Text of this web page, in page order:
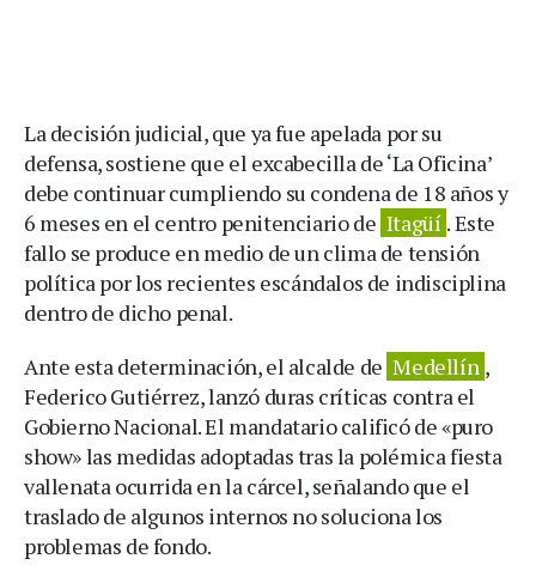
La decisión judicial, que ya fue apelada por su
defensa, sostiene que el excabecilla de ‘La Oficina’
debe continuar cumpliendo su condena de 18 años y
6 meses en el centro penitenciario de Itagüí . Este
fallo se produce en medio de un clima de tensión
política por los recientes escándalos de indisciplina
dentro de dicho penal.
Ante esta determinación, el alcalde de Medellín ,
Federico Gutiérrez, lanzó duras críticas contra el
Gobierno Nacional. El mandatario calificó de «puro
show» las medidas adoptadas tras la polémica fiesta
vallenata ocurrida en la cárcel, señalando que el
traslado de algunos internos no soluciona los
problemas de fondo.